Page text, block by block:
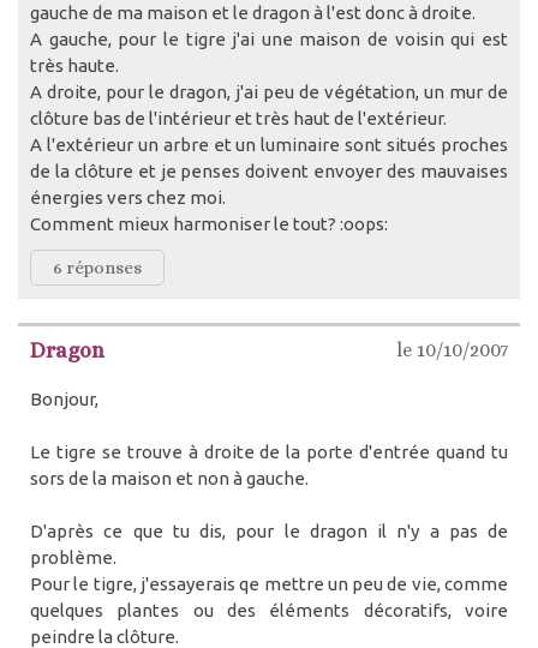
gauche de ma maison et le dragon à l'est donc à droite.
A gauche, pour le tigre j'ai une maison de voisin qui est
très haute.
A droite, pour le dragon, j'ai peu de végétation, un mur de
clôture bas de l'intérieur et très haut de l'extérieur.
A l'extérieur un arbre et un luminaire sont situés proches
de la clôture et je penses doivent envoyer des mauvaises
énergies vers chez moi.
Comment mieux harmoniser le tout? :oops:
6 réponses
Dragon le 10/10/2007
Bonjour,
Le tigre se trouve à droite de la porte d'entrée quand tu
sors de la maison et non à gauche.
D'après ce que tu dis, pour le dragon il n'y a pas de
problème.
Pour le tigre, j'essayerais qe mettre un peu de vie, comme
quelques plantes ou des éléments décoratifs, voire
peindre la clôture.